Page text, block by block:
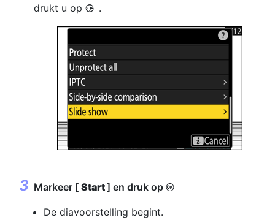
drukt u op 2 .
Markeer [ Start] en druk op J
De diavoorstelling begint.